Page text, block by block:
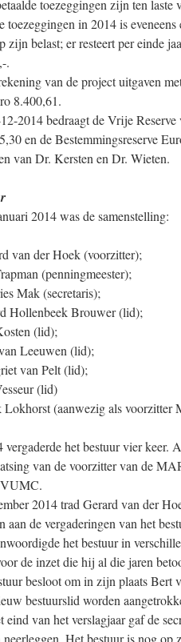
toezeggingen zijn ten laste
toezeggingen in 2014 is
zijn belast; er resteert per einde
.
van de project uitgaven
8.400,61.
2014 bedraagt de Vrije
en de Bestemmingsreserve
van Dr. Kersten en Dr. Wieten.
2014 was de samenstelling:
van der Hoek (voorzitter);
(penningmeester);
Mak (secretaris);
Hollenbeek Brouwer (lid);
(lid);
Leeuwen (lid);
van Pelt (lid);
(lid)
Lokhorst (aanwezig als voorzitter
vergaderde het bestuur vier
van de voorzitter van de
2014 trad Gerard van der
aan de vergaderingen van het
het bestuur in
de inzet die hij al die jaren
besloot om in zijn plaats Bert
bestuurslid worden
eind van het verslagjaar gaf de
neerleggen. Het bestuur is nog op